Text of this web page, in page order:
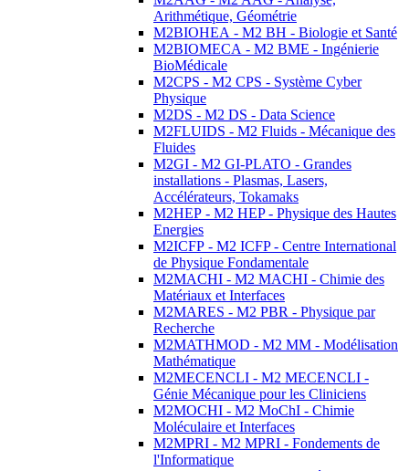
Arithmétique, Géométrie
M2BIOHEA - M2 BH - Biologie et Santé
M2BIOMECA - M2 BME - Ingénierie
BioMédicale
M2CPS - M2 CPS - Système Cyber
Physique
M2DS - M2 DS - Data Science
M2FLUIDS - M2 Fluids - Mécanique des
Fluides
M2GI - M2 GI-PLATO - Grandes
installations - Plasmas, Lasers,
Accélérateurs, Tokamaks
M2HEP - M2 HEP - Physique des Hautes
Energies
M2ICFP - M2 ICFP - Centre International
de Physique Fondamentale
M2MACHI - M2 MACHI - Chimie des
Matériaux et Interfaces
M2MARES - M2 PBR - Physique par
Recherche
M2MATHMOD - M2 MM - Modélisation
Mathématique
M2MECENCLI - M2 MECENCLI -
Génie Mécanique pour les Cliniciens
M2MOCHI - M2 MoChI - Chimie
Moléculaire et Interfaces
M2MPRI - M2 MPRI - Fondements de
l'Informatique